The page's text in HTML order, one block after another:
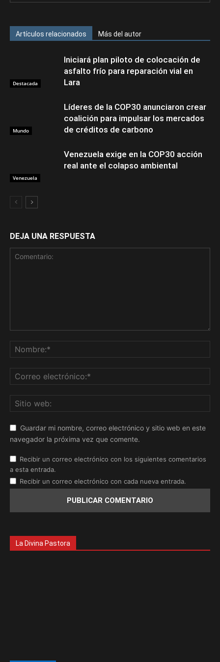
Artículos relacionados Más del autor
Destacada
Iniciará plan piloto de colocación de
asfalto frío para reparación vial en
Lara
Mundo
Líderes de la COP30 anunciaron crear
coalición para impulsar los mercados
de créditos de carbono
Venezuela
Venezuela exige en la COP30 acción
real ante el colapso ambiental
DEJA UNA RESPUESTA
Guardar mi nombre, correo electrónico y sitio web en este
navegador la próxima vez que comente.
Recibir un correo electrónico con los siguientes comentarios
a esta entrada.
Recibir un correo electrónico con cada nueva entrada.
La Divina Pastora